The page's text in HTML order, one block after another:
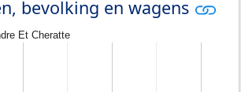
bevolking en wagens
Et Cheratte